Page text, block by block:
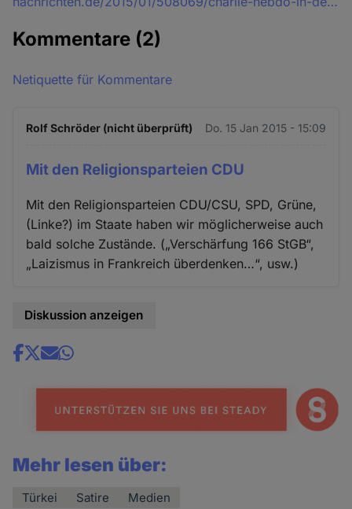
Kommentare (2)
Netiquette für Kommentare
Rolf Schröder (nicht überprüft) Do. 15 Jan 2015 - 15:09
Mit den Religionsparteien CDU
Mit den Religionsparteien CDU/CSU, SPD, Grüne,
(Linke?) im Staate haben wir möglicherweise auch
bald solche Zustände. („Verschärfung 166 StGB“,
„Laizismus in Frankreich überdenken…“, usw.)
Diskussion anzeigen
Share
news
Mehr lesen über:
Türkei Satire Medien